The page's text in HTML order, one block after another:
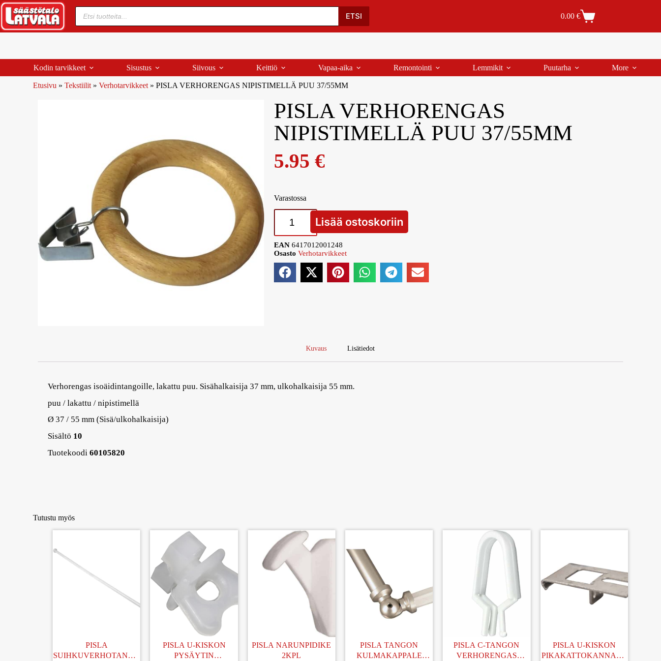
Oma Tili Ostoskori Yhteystiedot Tilauksen peruutus
ETSI 0.00 €
Kodin tarvikkeet Sisustus Siivous Keittiö Vapaa-aika Remontointi Lemmikit Puutarha More
Etusivu » Tekstiilit » Verhotarvikkeet » PISLA VERHORENGAS NIPISTIMELLÄ PUU 37/55MM
PISLA VERHORENGAS
NIPISTIMELLÄ PUU 37/55MM
5.95 €
Varastossa
Lisää ostoskoriin
EAN 6417012001248
Osasto Verhotarvikkeet
Kuvaus Lisätiedot
Verhorengas isoäidintangoille, lakattu puu. Sisähalkaisija 37 mm, ulkohalkaisija 55 mm.
puu / lakattu / nipistimellä
Ø 37 / 55 mm (Sisä/ulkohalkaisija)
Sisältö 10
Tuotekoodi60105820
Tutustu myös
PISLA
SUIHKUVERHOTANKO
PISLA U-KISKON
PYSÄYTIN
PISLA NARUNPIDIKE
2KPL
PISLA TANGON
KULMAKAPPALE
PISLA C-TANGON
VERHORENGAS
PISLA U-KISKON
PIKAKATTOKANNAKE